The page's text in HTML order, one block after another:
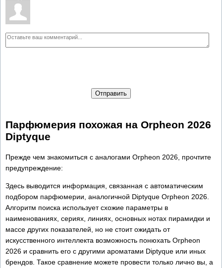
Отправить
Парфюмерия похожая на Orpheon 2026
Diptyque
Прежде чем знакомиться с аналогами Orpheon 2026, прочтите
предупреждение:
Здесь выводится информация, связанная с автоматическим
подбором парфюмерии, аналогичной Diptyque Orpheon 2026.
Алгоритм поиска использует схожие параметры в
наименованиях, сериях, линиях, основных нотах пирамидки и
массе других показателей, но не стоит ожидать от
искусственного интеллекта возможность понюхать Orpheon
2026 и сравнить его с другими ароматами Diptyque или иных
брендов. Такое сравнение можете провести только лично вы, а